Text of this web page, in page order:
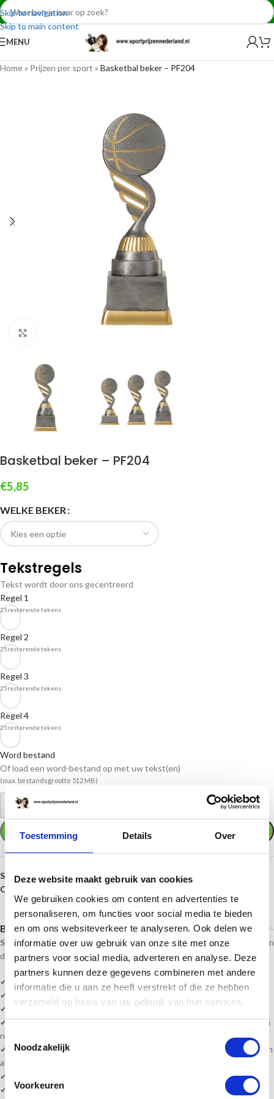
Toestemming Details Over
Deze website maakt gebruik van cookies
We gebruiken cookies om content en advertenties te
personaliseren, om functies voor social media te bieden
en om ons websiteverkeer te analyseren. Ook delen we
informatie over uw gebruik van onze site met onze
partners voor social media, adverteren en analyse. Deze
partners kunnen deze gegevens combineren met andere
informatie die u aan ze heeft verstrekt of die ze hebben
verzameld op basis van uw gebruik van hun services.
Noodzakelijk
Voorkeuren
Skip to navigation
Skip to main content
MENU
Home» Prijzen per sport » Basketbal beker – PF204
Basketbal beker – PF204
€5,85
WELKE BEKER
Tekstregels
Tekst wordt door ons gecentreerd
Regel 1
25resterende tekens
Regel 2
25resterende tekens
Regel 3
25resterende tekens
Regel 4
25resterende tekens
Word bestand
Of load een word-bestand op met uw tekst(en)
(max. bestandsgrootte 512 MB)
+
TOEVOEGEN AAN WINKELWAGEN
SKU:pf204
Categorieën:
Beschrijving
Sportprijzennederland.nllevert deze prijzen direct uit voorraad. En kan
daardoorsnel geleverdworden!
✔
Basketbal prijzen!
✔ Geschikt voor een leuke prijsuitreiking of een ultieme waardering!
✔
Hoogte is 16 t/m 19 cm
✔ Serie bestellen? vult u bijv. 1e plaats passen wij de andere prijzen aan
naar 2e, 3e enz.
✔ Heeft u veel wisselende teksten, kunt u een word bestand bijvoegen
als bijlage.
✔ Levertijd? 1-5 werkdagen of in overleg!
✔ Levering volledig gemonteerd!